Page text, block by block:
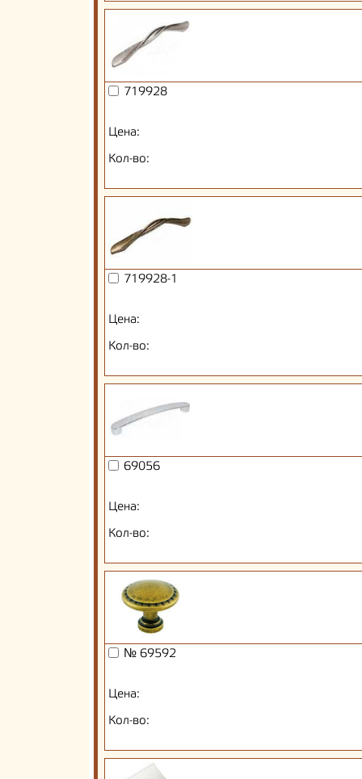
719928
Цена:
Кол-во:
719928-1
Цена:
Кол-во:
69056
Цена:
Кол-во:
№ 69592
Цена:
Кол-во: